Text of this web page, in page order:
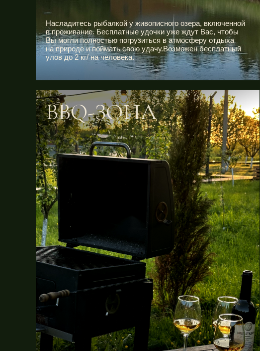
BBQ-ЗОНА
Насладитесь рыбалкой у живописного озера, включенной
в проживание. Бесплатные удочки уже ждут Вас, чтобы
Вы могли полностью погрузиться в атмосферу отдыха
на природе и поймать свою удачу.Возможен бесплатный
улов до 2 кг/ на человека.